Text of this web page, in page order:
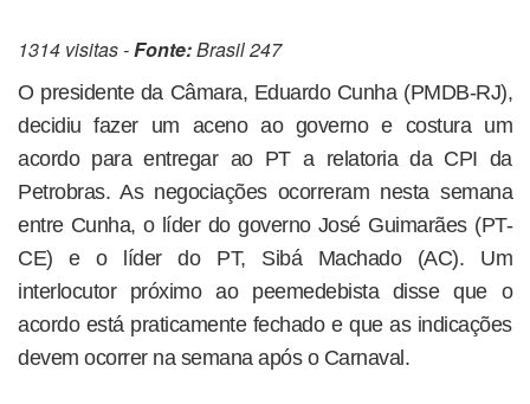
1314 visitas -Fonte:Brasil 247
O presidente da Câmara, Eduardo Cunha (PMDB-RJ),
decidiu fazer um aceno ao governo e costura um
acordo para entregar ao PT a relatoria da CPI da
Petrobras. As negociações ocorreram nesta semana
entre Cunha, o líder do governo José Guimarães (PT-
CE) e o líder do PT, Sibá Machado (AC). Um
interlocutor próximo ao peemedebista disse que o
acordo está praticamente fechado e que as indicações
devem ocorrer na semana após o Carnaval.